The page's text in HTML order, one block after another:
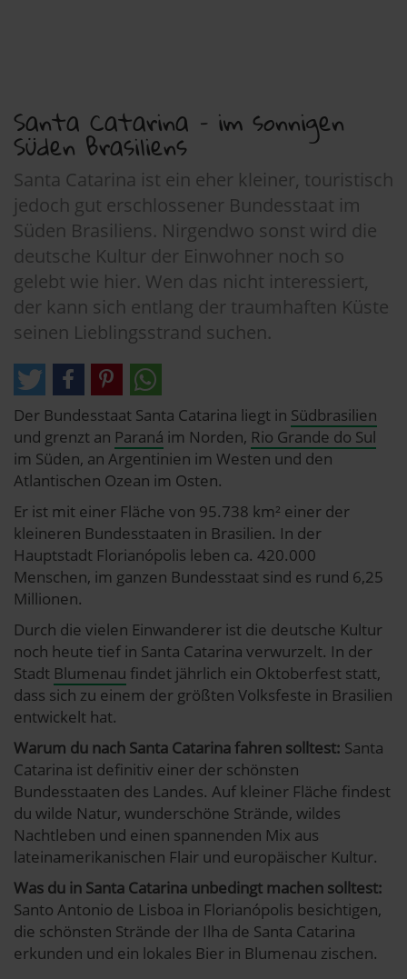
Santa Catarina – im sonnigen
Süden Brasiliens
Santa Catarina ist ein eher kleiner, touristisch
jedoch gut erschlossener Bundesstaat im
Süden Brasiliens. Nirgendwo sonst wird die
deutsche Kultur der Einwohner noch so
gelebt wie hier. Wen das nicht interessiert,
der kann sich entlang der traumhaften Küste
seinen Lieblingsstrand suchen.
Der Bundesstaat Santa Catarina liegt in Südbrasilien
und grenzt an Paraná im Norden, Rio Grande do Sul
im Süden, an Argentinien im Westen und den
Atlantischen Ozean im Osten.
Er ist mit einer Fläche von 95.738 km² einer der
kleineren Bundesstaaten in Brasilien. In der
Hauptstadt Florianópolis leben ca. 420.000
Menschen, im ganzen Bundesstaat sind es rund 6,25
Millionen.
Durch die vielen Einwanderer ist die deutsche Kultur
noch heute tief in Santa Catarina verwurzelt. In der
Stadt Blumenau findet jährlich ein Oktoberfest statt,
dass sich zu einem der größten Volksfeste in Brasilien
entwickelt hat.
Warum du nach Santa Catarina fahren solltest: Santa
Catarina ist definitiv einer der schönsten
Bundesstaaten des Landes. Auf kleiner Fläche findest
du wilde Natur, wunderschöne Strände, wildes
Nachtleben und einen spannenden Mix aus
lateinamerikanischen Flair und europäischer Kultur.
Was du in Santa Catarina unbedingt machen solltest:
Santo Antonio de Lisboa in Florianópolis besichtigen,
die schönsten Strände der Ilha de Santa Catarina
erkunden und ein lokales Bier in Blumenau zischen.